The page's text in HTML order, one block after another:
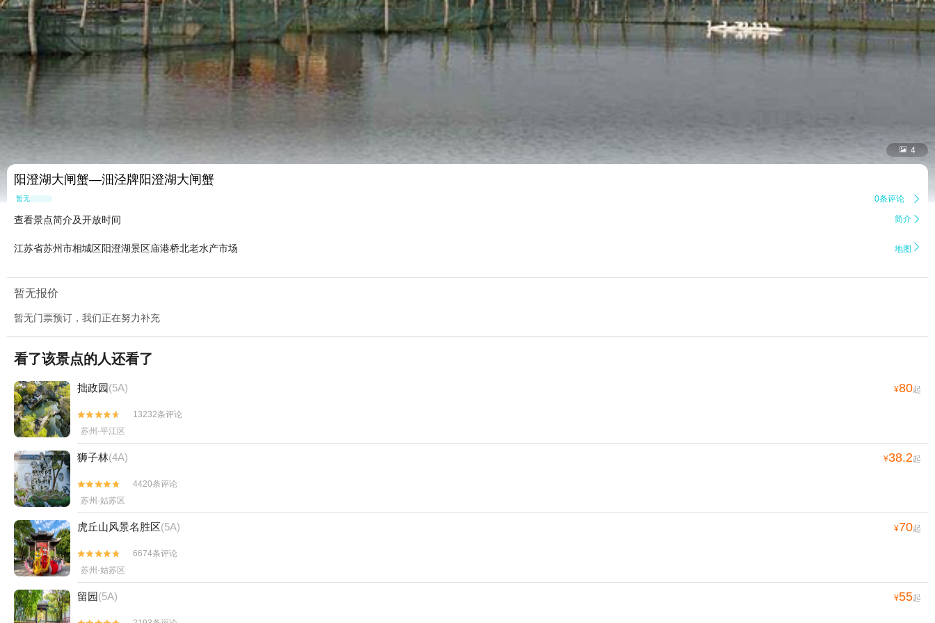
 4
阳澄湖大闸蟹—沺泾牌阳澄湖大闸蟹
暂无点评 0条评论 
查看景点简介及开放时间 简介 
江苏省苏州市相城区阳澄湖景区庙港桥北老水产市场 地图 
暂无报价
暂无门票预订，我们正在努力补充
看了该景点的人还看了
拙政园(5A) ¥80起


13232条评论
苏州·平江区
狮子林(4A) ¥38.2起


4420条评论
苏州·姑苏区
虎丘山风景名胜区(5A) ¥70起


6674条评论
苏州·姑苏区
留园(5A) ¥55起